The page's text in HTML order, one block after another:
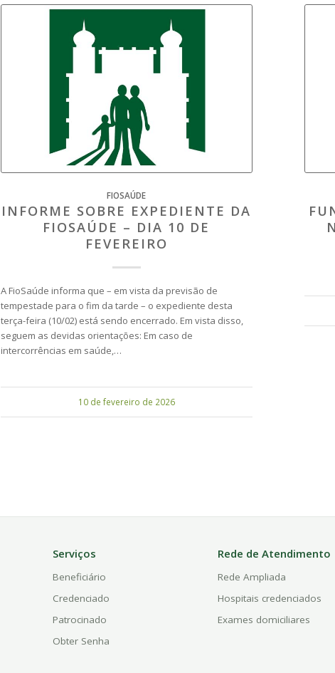
FIOSAÚDE
INFORME SOBRE EXPEDIENTE DA
FIOSAÚDE – DIA 10 DE
FEVEREIRO
A FioSaúde informa que – em vista da previsão de
tempestade para o fim da tarde – o expediente desta
terça-feira (10/02) está sendo encerrado. Em vista disso,
seguem as devidas orientações: Em caso de
intercorrências em saúde,…
10 de fevereiro de 2026
Serviços
Beneficiário
Credenciado
Patrocinado
Obter Senha
Rede de Atendimento
Rede Ampliada
Hospitais credenciados
Exames domiciliares